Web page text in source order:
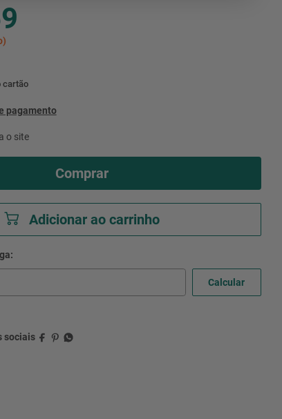
cartão
pagamento
o site
Comprar
Adicionar ao carrinho